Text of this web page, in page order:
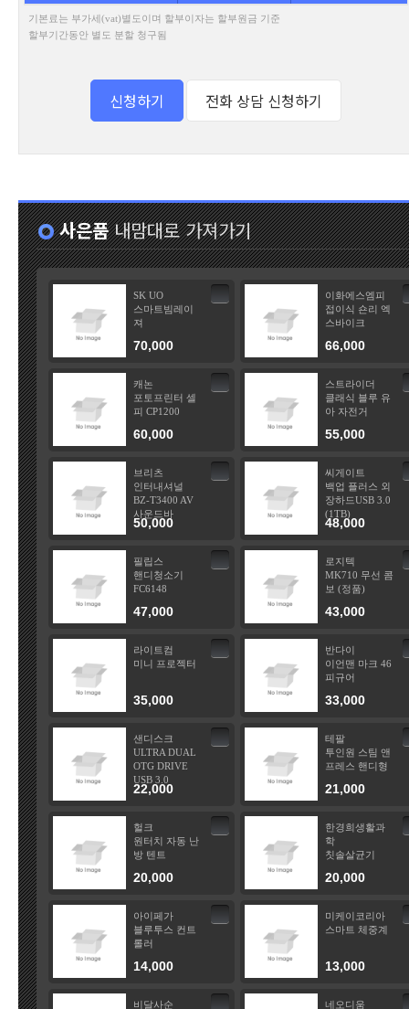
기본료는 부가세(vat)별도이며 할부이자는 할부원금 기준
할부기간동안 별도 분할 청구됨
사은품내맘대로 가져가기
SK UO
스마트빔레이
져
70,000
이화에스엠피
접이식 숀리 엑
스바이크
66,000
캐논
포토프린터 셀
피 CP1200
60,000
스트라이더
클래식 블루 유
아 자전거
55,000
브리츠
인터내셔널
BZ-T3400 AV
사운드바
50,000
씨게이트
백업 플러스 외
장하드USB 3.0
(1TB)
48,000
필립스
핸디청소기
FC6148
47,000
로지텍
MK710 무선 콤
보 (정품)
43,000
라이트컴
미니 프로젝터
35,000
반다이
이언맨 마크 46
피규어
33,000
샌디스크
ULTRA DUAL
OTG DRIVE
USB 3.0
22,000
테팔
투인원 스팀 앤
프레스 핸디형
21,000
헐크
원터치 자동 난
방 텐트
20,000
한경희생활과
학
칫솔살균기
20,000
아이페가
블루투스 컨트
롤러
14,000
미케이코리아
스마트 체중계
13,000
비달사순
네오디움